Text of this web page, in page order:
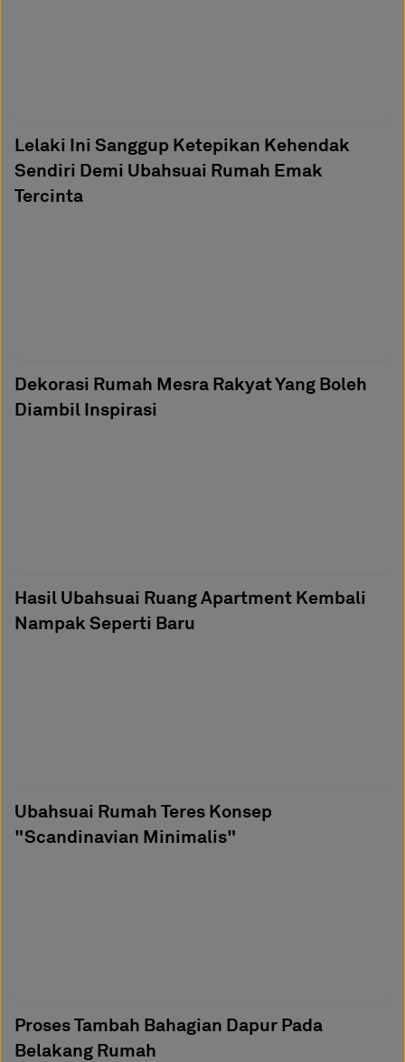
Lelaki Ini Sanggup Ketepikan Kehendak
Sendiri Demi Ubahsuai Rumah Emak
Tercinta
Dekorasi Rumah Mesra Rakyat Yang Boleh
Diambil Inspirasi
Hasil Ubahsuai Ruang Apartment Kembali
Nampak Seperti Baru
Ubahsuai Rumah Teres Konsep
"Scandinavian Minimalis"
Proses Tambah Bahagian Dapur Pada
Belakang Rumah